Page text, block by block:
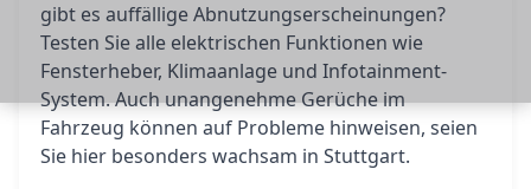
gibt es auffällige Abnutzungserscheinungen?
Testen Sie alle elektrischen Funktionen wie
Fensterheber, Klimaanlage und Infotainment-
System. Auch unangenehme Gerüche im
Fahrzeug können auf Probleme hinweisen, seien
Sie hier besonders wachsam in Stuttgart.